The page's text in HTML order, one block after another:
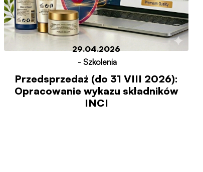
29.04.2026
- Szkolenia
Przedsprzedaż (do 31 VIII 2026):
Opracowanie wykazu składników
INCI